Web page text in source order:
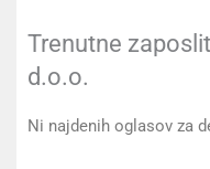
Trenutne
d.o.o.
Ni najdenih oglasov za